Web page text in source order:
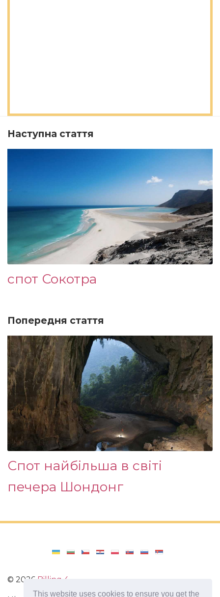
This website uses cookies to ensure you get the
Наступна стаття
спот Сокотра
Попередня стаття
Спот найбільша в світі
печера Шондонг
© 2026 Billing 4